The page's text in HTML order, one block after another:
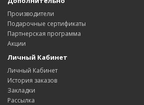
Производители
Подарочные сертификаты
Партнерская программа
Акции
Личный Кабинет
Личный Кабинет
История заказов
Закладки
Рассылка